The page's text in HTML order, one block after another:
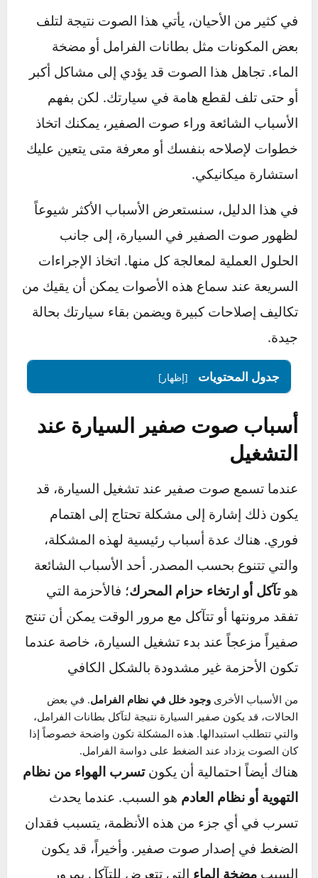
المحرك، أو الفرامل، أو نظام التبريد، حيث يكون
لكل منها أسبابه وحلوله الفريدة.
في كثير من الأحيان، يأتي هذا الصوت نتيجة لتلف
بعض المكونات مثل بطانات الفرامل أو مضخة
الماء. تجاهل هذا الصوت قد يؤدي إلى مشاكل أكبر
أو حتى تلف لقطع هامة في سيارتك. لكن بفهم
الأسباب الشائعة وراء صوت الصفير، يمكنك اتخاذ
خطوات لإصلاحه بنفسك أو معرفة متى يتعين عليك
استشارة ميكانيكي.
في هذا الدليل، سنستعرض الأسباب الأكثر شيوعاً
لظهور صوت الصفير في السيارة، إلى جانب
السريعة عند سماع هذه الأصوات يمكن أن يقيك من
تكاليف إصلاحات كبيرة ويضمن بقاء سيارتك بحالة
جيدة.
جدول المحتويات
أسباب صوت صفير السيارة عند
التشغيل
عندما تسمع صوت صفير عند تشغيل السيارة، قد
يكون ذلك إشارة إلى مشكلة تحتاج إلى اهتمام
فوري. هناك عدة أسباب رئيسية لهذه المشكلة،
والتي تتنوع بحسب المصدر. أحد الأسباب الشائعة
هوتآكل أو ارتخاء حزام المحرك؛ فالأحزمة التي
تفقد مرونتها أو تتآكل مع مرور الوقت يمكن أن تنتج
صفيراً مزعجاً عند بدء تشغيل السيارة، خاصة عندما
تكون الأحزمة غير مشدودة بالشكل الكافي​
من الأسباب الأخرى وجود خلل في نظام الفرامل
. في بعض
الحالات، قد يكون صفير السيارة نتيجة لتآكل بطانات الفرامل،
والتي تتطلب استبدالها. هذه المشكلة تكون واضحة خصوصاً إذا
كان الصوت يزداد عند الضغط على دواسة الفرامل.
هناك أيضاً احتمالية أن يكون
تسرب الهواء من نظام